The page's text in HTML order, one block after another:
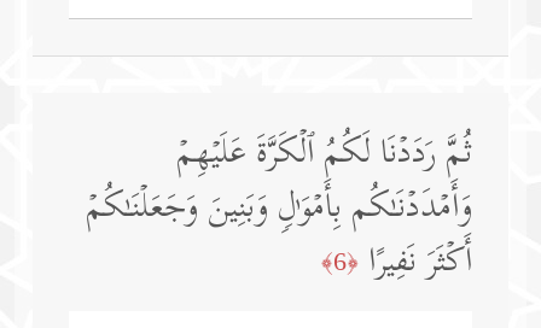
ثُمَّ رَدَدۡنَا لَكُمُ ٱلۡكَرَّةَ عَلَیۡهِمۡ
وَأَمۡدَدۡنَـٰكُم بِأَمۡوَ ٰ⁠لࣲ وَبَنِینَ وَجَعَلۡنَـٰكُمۡ
أَكۡثَرَ نَفِیرًا ﴿6﴾